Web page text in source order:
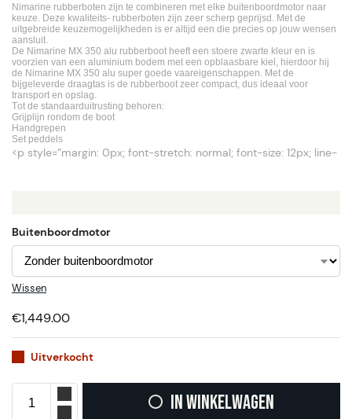
Nimarine rubberboten zijn te combineren met elke buitenboordmotor naar
keuze. Deze kwaliteits- rubberboten zijn zeer scherp geprijsd. Met de
uitgebreide keuzemogelijkheden is er altijd een die precies op jouw wensen
aansluit.
De Nimarine MX 350 alu rubberboot heeft een stoere zwarte kleur en is
voorzien van een aluminium bodem met een opblaasbare kiel, hierdoor hij
de Nimarine MX 350 alu super goede vaareigenschappen. Met de
bijgeleverde draagtas is de rubberboot zeer compact, dus ideaal voor
transport en opslag.
Tot de standaarduitrusting behoren:
Grijplijn rondom de boot
Handgrepen
Set peddels
<p style=”margin: 0px; font-stretch: normal; font-size: 12px; line-
Buitenboordmotor
Wissen
€1,449.00
Uitverkocht
In winkelwagen